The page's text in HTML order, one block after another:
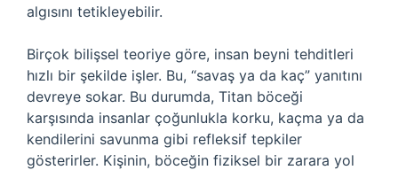
algısını tetikleyebilir.
Birçok bilişsel teoriye göre, insan beyni tehditleri
hızlı bir şekilde işler. Bu, “savaş ya da kaç” yanıtını
devreye sokar. Bu durumda, Titan böceği
karşısında insanlar çoğunlukla korku, kaçma ya da
kendilerini savunma gibi refleksif tepkiler
gösterirler. Kişinin, böceğin fiziksel bir zarara yol